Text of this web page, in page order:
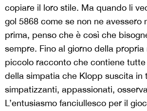
copiare il loro stile. Ma quando li
gol 5868 come se non ne avessero
prima, penso che è così che
sempre. Fino al giorno della propria
piccolo racconto che contiene tutte
della simpatia che Klopp suscita in
simpatizzanti, appassionati,
L’entusiasmo fanciullesco per il